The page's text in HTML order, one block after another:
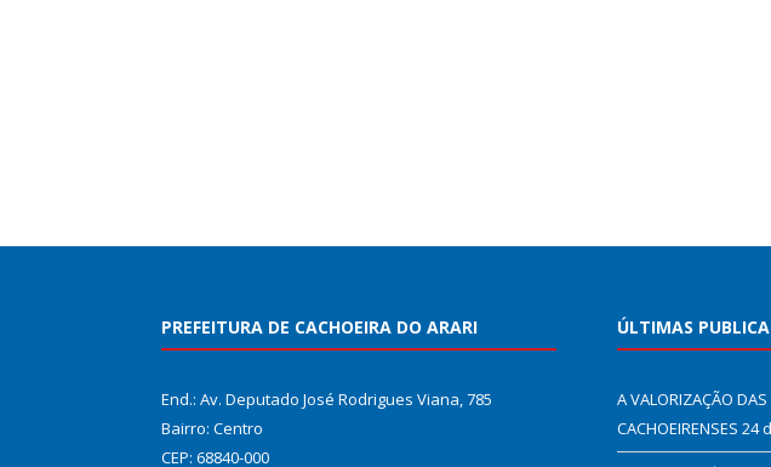
PREFEITURA DE CACHOEIRA DO ARARI
End.: Av. Deputado José Rodrigues Viana, 785
Bairro: Centro
CEP: 68840-000
ÚLTIMAS
A VALORIZAÇÃO
CACHOEIRENSES 24